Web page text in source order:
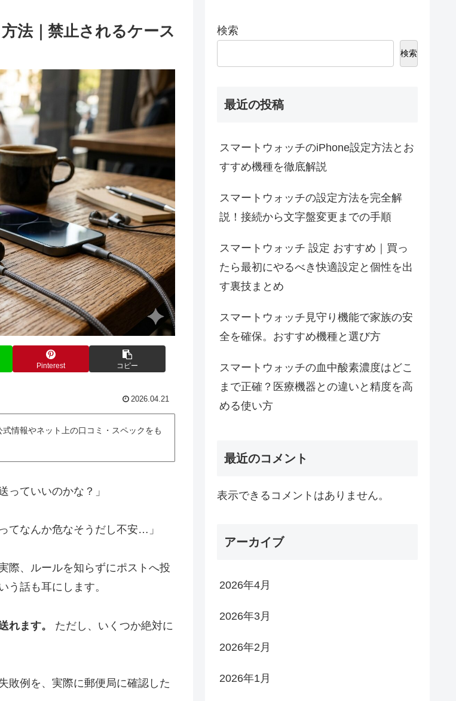
法｜禁止されるケース
Pinterest コピー
2026.04.21
情報やネット上の口コミ・スペックをも
っていいのかな？」
てなんか危なそうだし不安…」
際、ルールを知らずにポストへ投
う話も耳にします。
れます。
ただし、いくつか絶対に
敗例を、実際に郵便局に確認した
検索
検索
最近の投稿
スマートウォッチのiPhone設定方法とお
すすめ機種を徹底解説
スマートウォッチの設定方法を完全解
説！接続から文字盤変更までの手順
スマートウォッチ 設定 おすすめ｜買っ
たら最初にやるべき快適設定と個性を出
す裏技まとめ
スマートウォッチ見守り機能で家族の安
全を確保。おすすめ機種と選び方
スマートウォッチの血中酸素濃度はどこ
まで正確？医療機器との違いと精度を高
める使い方
最近のコメント
表示できるコメントはありません。
アーカイブ
2026年4月
2026年3月
2026年2月
2026年1月